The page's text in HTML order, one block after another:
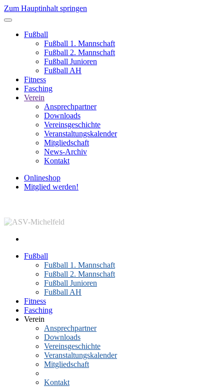
Zum Hauptinhalt springen
Fußball
Fußball 1. Mannschaft
Fußball 2. Mannschaft
Fußball Junioren
Fußball AH
Fitness
Fasching
Verein
Ansprechpartner
Downloads
Vereinsgeschichte
Veranstaltungskalender
Mitgliedschaft
News-Archiv
Kontakt
Onlineshop
Mitglied werden!
Fußball
Fußball 1. Mannschaft
Fußball 2. Mannschaft
Fußball Junioren
Fußball AH
Fitness
Fasching
Verein
Ansprechpartner
Downloads
Vereinsgeschichte
Veranstaltungskalender
Mitgliedschaft
Kontakt